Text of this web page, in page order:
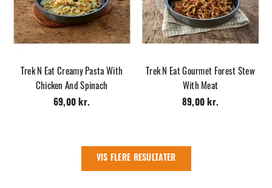
Trek N Eat Creamy Pasta With
Chicken And Spinach
69,00 kr.
Trek N Eat Gourmet Forest Stew
With Meat
89,00 kr.
VIS FLERE RESULTATER